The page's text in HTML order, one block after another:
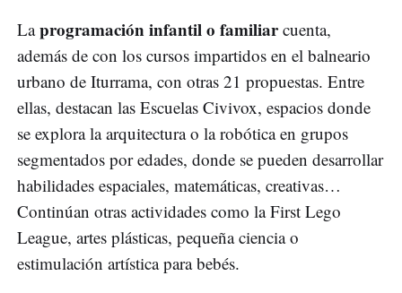
Laprogramación infantil o familiarcuenta,
además de con los cursos impartidos en el balneario
urbano de Iturrama, con otras 21 propuestas. Entre
ellas, destacan las Escuelas Civivox, espacios donde
se explora la arquitectura o la robótica en grupos
segmentados por edades, donde se pueden desarrollar
habilidades espaciales, matemáticas, creativas…
Continúan otras actividades como la First Lego
League, artes plásticas, pequeña ciencia o
estimulación artística para bebés.